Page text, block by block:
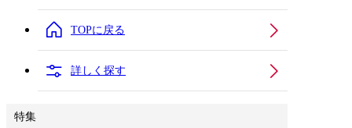
TOPに戻る
詳しく探す
特集